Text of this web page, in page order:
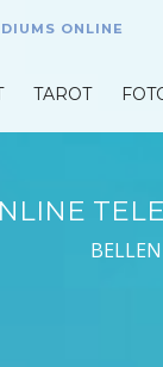
ONLINE
TAROT